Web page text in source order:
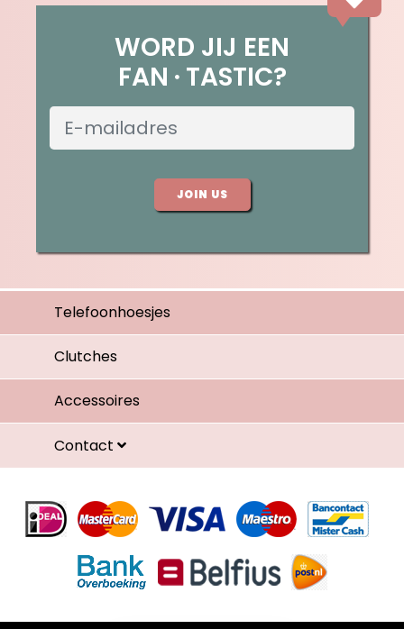
WORD JIJ EEN
FAN TASTIC?
JOIN US
Telefoonhoesjes
Clutches
Accessoires
Contact